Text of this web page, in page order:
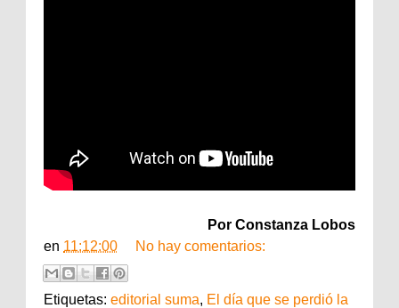
Por Constanza Lobos
en 11:12:00 No hay comentarios:
Etiquetas: editorial suma, El día que se perdió la